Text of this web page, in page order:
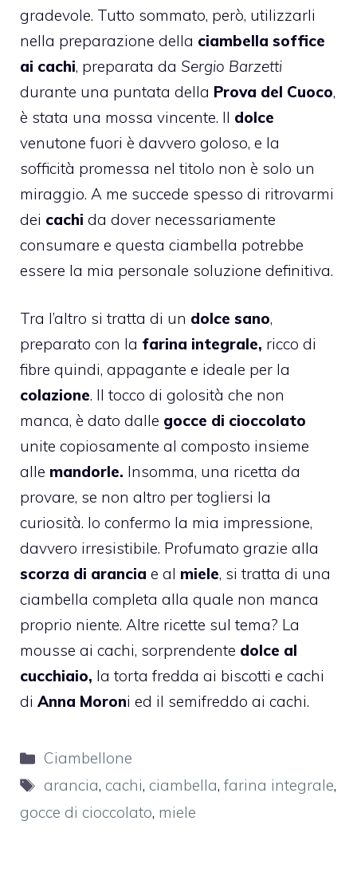
gradevole. Tutto sommato, però, utilizzarli
nella preparazione della ciambella soffice
ai cachi, preparata da Sergio Barzetti
durante una puntata della Prova del Cuoco,
è stata una mossa vincente. Il dolce
venutone fuori è davvero goloso, e la
sofficità promessa nel titolo non è solo un
miraggio. A me succede spesso di ritrovarmi
dei cachi da dover necessariamente
consumare e questa ciambella potrebbe
essere la mia personale soluzione definitiva.
Tra l’altro si tratta di un dolce sano,
preparato con la farina integrale, ricco di
fibre quindi, appagante e ideale per la
colazione. Il tocco di golosità che non
manca, è dato dalle gocce di cioccolato
unite copiosamente al composto insieme
alle mandorle. Insomma, una ricetta da
provare, se non altro per togliersi la
curiosità. Io confermo la mia impressione,
davvero irresistibile. Profumato grazie alla
scorza di arancia e al miele, si tratta di una
ciambella completa alla quale non manca
proprio niente. Altre ricette sul tema? La
mousse ai cachi, sorprendente dolce al
cucchiaio, la torta fredda ai biscotti e cachi
di Anna Moroni ed il semifreddo ai cachi.
Categorie
Ciambellone
Tag
arancia, cachi, ciambella,farina integrale,
gocce di cioccolato, miele